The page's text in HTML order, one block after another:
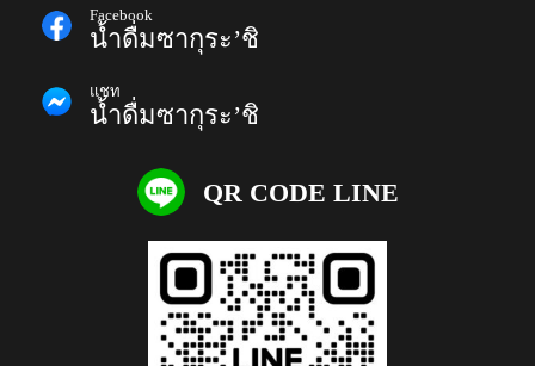
Facebook
น้ำดื่มซากุระ’ชิ
แชท
น้ำดื่มซากุระ’ชิ
QR CODE LINE